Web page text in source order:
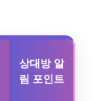
상대방 알
림 포인트